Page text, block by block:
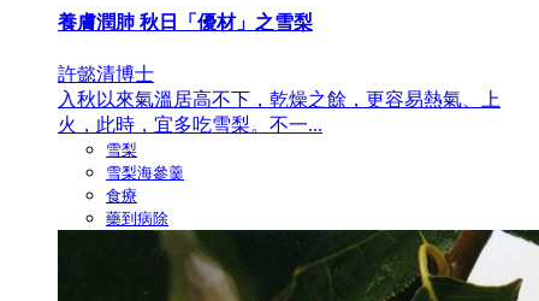
養膚潤肺 秋日「優材」之雪梨
許懿清博士
入秋以來氣溫居高不下，乾燥之餘，更容易熱氣、上
火，此時，宜多吃雪梨。不一...
雪梨
雪梨海參羹
食療
藥到病除